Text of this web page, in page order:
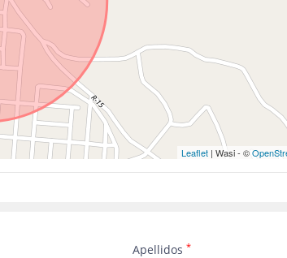
Leaflet | Wasi - ©
Apellidos*